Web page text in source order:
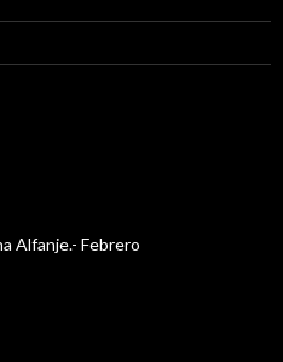
Alfanje.- Febrero